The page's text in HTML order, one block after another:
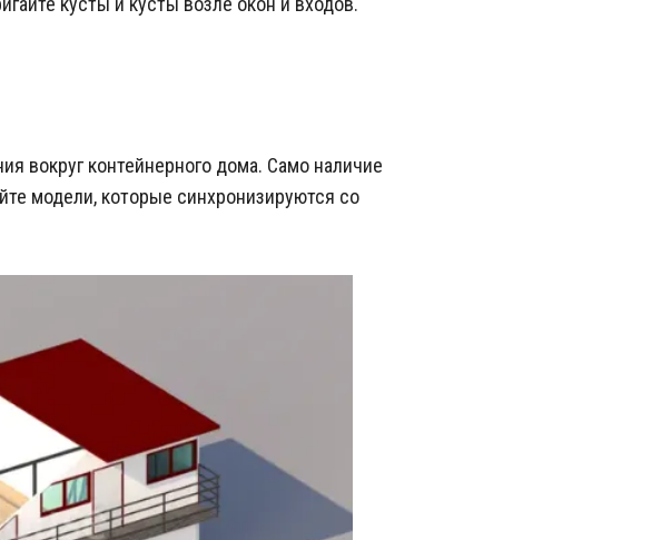
вокруг контейнерного дома. Само наличие
модели, которые синхронизируются со